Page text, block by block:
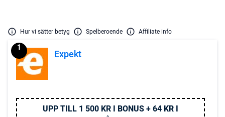
Hur vi sätter betyg Spelberoende Affiliate info
Expekt
1
UPP TILL 1 500 KR I BONUS + 64 KR I